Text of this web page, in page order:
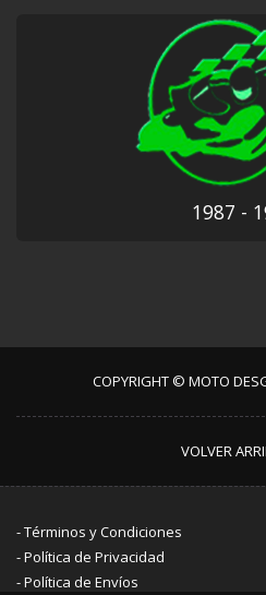
1987 -
COPYRIGHT © MOTO
VOLVER
-Términos y Condiciones
-Política de Privacidad
-Política de Envíos